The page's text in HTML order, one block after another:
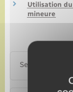
Utilisation
mineure
Services en